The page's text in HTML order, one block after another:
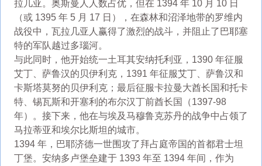
拉几亚。奥斯曼人人数占优，但在 1394 年 10 月 10 日
（或 1395 年 5 月 17 日），在森林和沼泽地带的罗维内
战役中，瓦拉几亚人赢得了激烈的战斗，并阻止了巴耶塞
特的军队越过多瑙河。
与此同时，他开始统一土耳其安纳托利亚，1390 年征服
艾丁、萨鲁汉的贝伊利克，1391 年征服艾丁、萨鲁汉和
卡斯塔莫努的贝伊利克；最后征服卡拉曼大酋长国和托卡
特、锡瓦斯和开塞利的布尔汉丁前酋长国（1397-98
年）。接下来，他在与埃及马穆鲁克苏丹的战争中占领了
马拉蒂亚和埃尔比斯坦的城市。
1394 年，巴耶济德一世围攻了拜占庭帝国的首都君士坦
丁堡。安纳多卢堡垒建于 1393 年至 1394 年间，作为